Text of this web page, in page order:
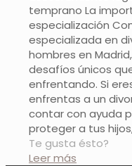
temprano La
especialización
especializada en
hombres en
desafíos únicos
enfrentando. Si
enfrentas a un
contar con ayuda
proteger a tus
Te gusta ésto?
Leer más